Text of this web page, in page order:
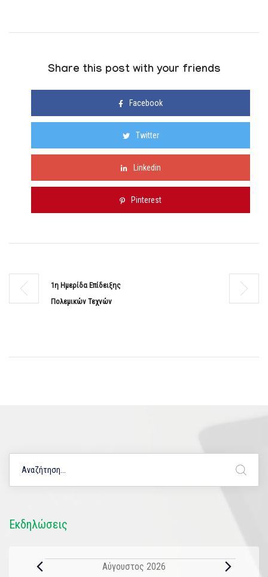
Share this post with your friends
Facebook
Twitter
Linkedin
Pinterest
1η Ημερίδα Επίδειξης
Πολεμικών Τεχνών
Εκδηλώσεις
Αύγουστος 2026